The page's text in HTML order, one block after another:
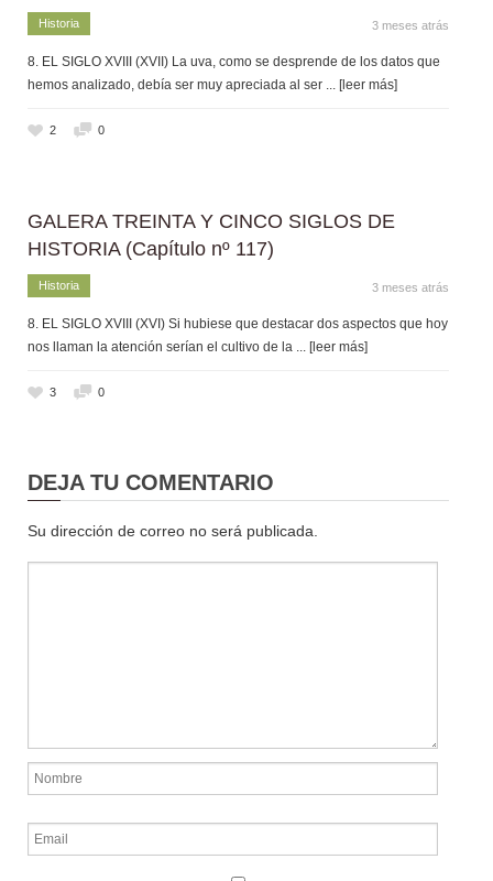
Historia 3 meses atrás
8. EL SIGLO XVIII (XVII) La uva, como se desprende de los datos que
hemos analizado, debía ser muy apreciada al ser ... [leer más]
2 0
GALERA TREINTA Y CINCO SIGLOS DE
HISTORIA (Capítulo nº 117)
Historia 3 meses atrás
8. EL SIGLO XVIII (XVI) Si hubiese que destacar dos aspectos que hoy
nos llaman la atención serían el cultivo de la ... [leer más]
3 0
DEJA TU COMENTARIO
Su dirección de correo no será publicada.